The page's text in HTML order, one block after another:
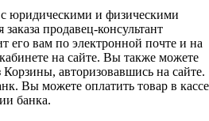
с юридическими и физическими
продавец-консультант
его вам по электронной почте и на
на сайте. Вы также можете
авторизовавшись на сайте.
Вы можете оплатить товар в кассе
банка.